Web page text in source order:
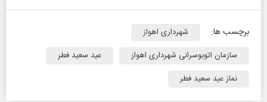
برچسب ها:
شهرداری اهواز
سازمان اتوبوسرانی شهرداری اهواز
عید سعید فطر
نماز عید سعید فطر